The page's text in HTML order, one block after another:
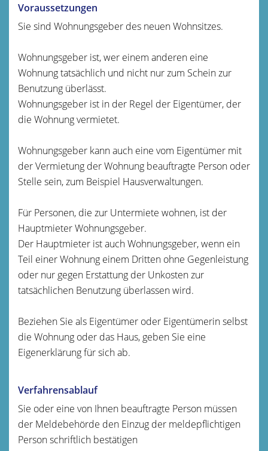
Voraussetzungen
Sie sind Wohnungsgeber des neuen Wohnsitzes.
Wohnungsgeber ist, wer einem anderen eine
Wohnung tatsächlich und nicht nur zum Schein zur
Benutzung überlässt.
Wohnungsgeber ist in der Regel der Eigentümer, der
die Wohnung vermietet.
Wohnungsgeber kann auch eine vom Eigentümer mit
der Vermietung der Wohnung beauftragte Person oder
Stelle sein, zum Beispiel Hausverwaltungen.
Für Personen, die zur Untermiete wohnen, ist der
Hauptmieter Wohnungsgeber.
Der Hauptmieter ist auch Wohnungsgeber, wenn ein
Teil einer Wohnung einem Dritten ohne Gegenleistung
oder nur gegen Erstattung der Unkosten zur
tatsächlichen Benutzung überlassen wird.
Beziehen Sie als Eigentümer oder Eigentümerin selbst
die Wohnung oder das Haus, geben Sie eine
Eigenerklärung für sich ab.
Verfahrensablauf
Sie oder eine von Ihnen beauftragte Person müssen
der Meldebehörde den Einzug der meldepflichtigen
Person schriftlich bestätigen